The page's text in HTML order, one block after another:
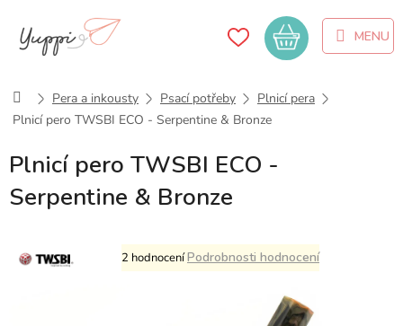
obsah
Nákupní
košík
DomůPera a inkousty Psací potřeby
Plnicí pera
Plnicí pero TWSBI ECO - Serpentine & Bronze
Plnicí pero TWSBI ECO -
Serpentine & Bronze
Průměrné
hodnocení
2 hodnoceníPodrobnosti hodnocení